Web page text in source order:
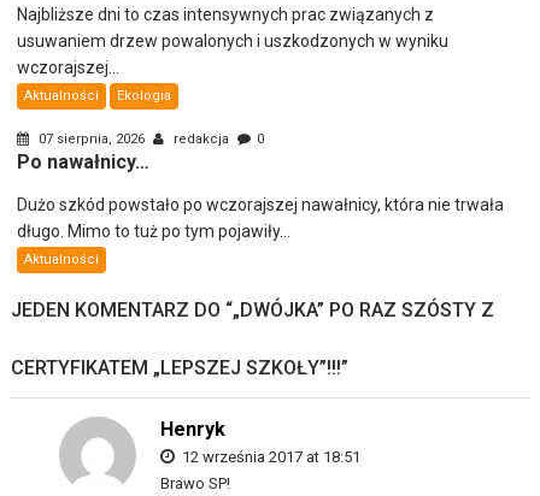
Najbliższe dni to czas intensywnych prac związanych z
usuwaniem drzew powalonych i uszkodzonych w wyniku
wczorajszej...
Aktualności Ekologia
07 sierpnia, 2026 redakcja 0
Po nawałnicy…
Dużo szkód powstało po wczorajszej nawałnicy, która nie trwała
długo. Mimo to tuż po tym pojawiły...
Aktualności
JEDEN KOMENTARZ DO “„DWÓJKA” PO RAZ SZÓSTY Z
CERTYFIKATEM „LEPSZEJ SZKOŁY”!!!”
Henryk
12 września 2017 at 18:51
Brawo SP!